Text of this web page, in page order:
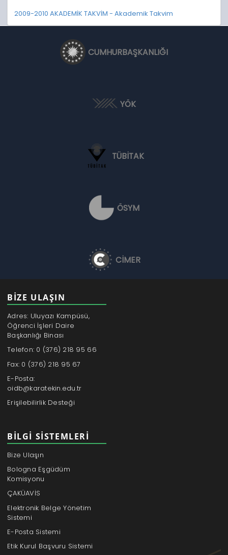
2009-2010 AKADEMİK TAKVİM - Akademik Takvim
CUMHURBAŞKANLIĞI
YÖK
TÜBİTAK
ÖSYM
CİMER
BİZE ULAŞIN
Adres: Uluyazı Kampüsü,
Öğrenci İşleri Daire
Başkanlığı Binası
Telefon: 0 (376) 218 95 66
Fax: 0 (376) 218 95 67
E-Posta:
oidb@karatekin.edu.tr
Erişilebilirlik Desteği
BILGI SISTEMLERI
Bize Ulaşın
Bologna Eşgüdüm
Komisyonu
ÇAKÜAVİS
Elektronik Belge Yönetim
Sistemi
E-Posta Sistemi
Etik Kurul Başvuru Sistemi